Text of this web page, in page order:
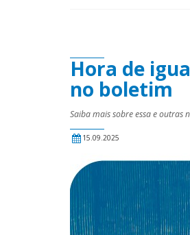
Hora de
no boletim
Saiba mais sobre essa e outras
15.09.2025